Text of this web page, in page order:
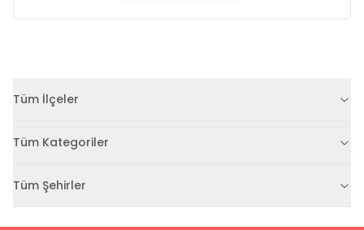
Tüm İlçeler
Tüm Kategoriler
Tüm Şehirler